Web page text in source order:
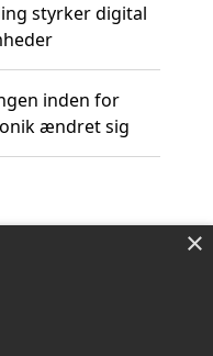
styrker digital
inden for
ændret sig
×